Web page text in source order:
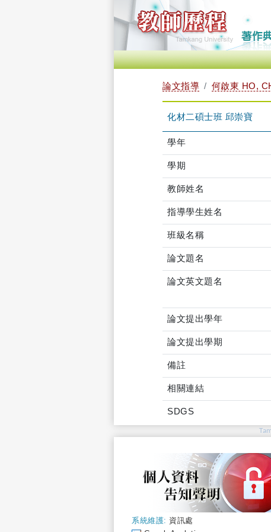
論文指導 何啟東 HO,
化材二碩士班 邱崇寶
學年
學期
教師姓名
指導學生姓名
班級名稱
論文題名
論文英文題名
論文提出學年
論文提出學期
備註
相關連結
SDGS
系統維護: 資訊處